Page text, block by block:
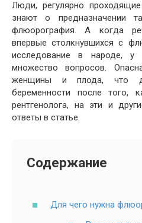
Люди, регулярно
знают о предназначении
флюорография. А когда
впервые столкнувшихся с
исследование в народе, у
множество вопросов.
женщины и плода, что
беременности после того,
рентгенолога, на эти и
ответы в статье.
Содержание
Для чего нужна